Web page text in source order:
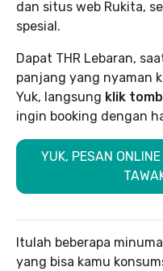
dan situs web Rukita,
spesial.
Dapat THR Lebaran,
panjang yang nyaman
Yuk, langsung klik
ingin booking dengan
YUK, PESAN
Itulah beberapa
yang bisa kamu